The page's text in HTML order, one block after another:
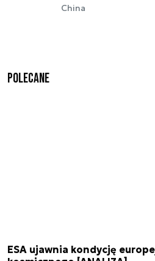
China
Polecane
ESA ujawnia kondycję